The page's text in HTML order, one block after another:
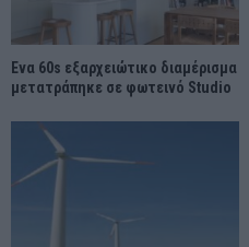
Ένα 60s εξαρχειώτικο διαμέρισμα
μετατράπηκε σε φωτεινό Studio